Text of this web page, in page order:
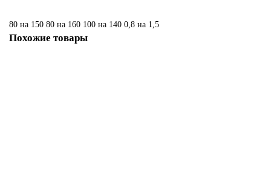
80 на 150 80 на 160 100 на 140 0,8 на 1,5
Похожие товары